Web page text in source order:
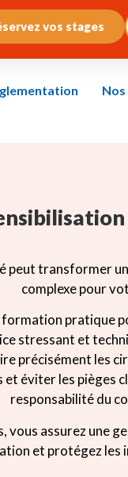
vos stages
peut transformer
complexe pour
formation pratique
stressant et
précisément les
et éviter les pièges
responsabilité du
vous assurez une
et protégez